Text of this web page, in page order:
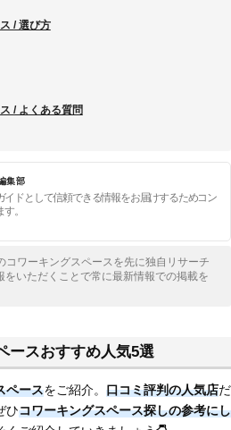
/ 選び方
/ よくある質問
集部
イドとして信頼できる情報をお届けするためコン
。
ワーキングスペースを先に独自リサーチ
をいただくことで常に最新情報での掲載を
ースおすすめ人気5選
ペースをご紹介。 口コミ評判の人気店だ
ひコワーキングスペース探しの参考にし